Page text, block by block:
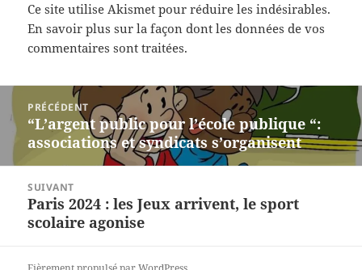
Ce site utilise Akismet pour réduire les indésirables.
En savoir plus sur la façon dont les données de vos
commentaires sont traitées.
Navigation
de
l’article
PRÉCÉDENT
Article
précédent :
“L’argent public pour l’école publique “:
associations et syndicats s’organisent
SUIVANT
Article
suivant :
Paris 2024 : les Jeux arrivent, le sport
scolaire agonise